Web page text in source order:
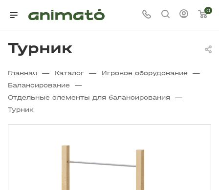
0
Турник
Главная — Каталог — Игровое оборудование —
Балансирование —
Отдельные элементы для балансирования —
Турник